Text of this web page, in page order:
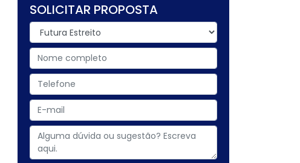
SOLICITAR PROPOSTA